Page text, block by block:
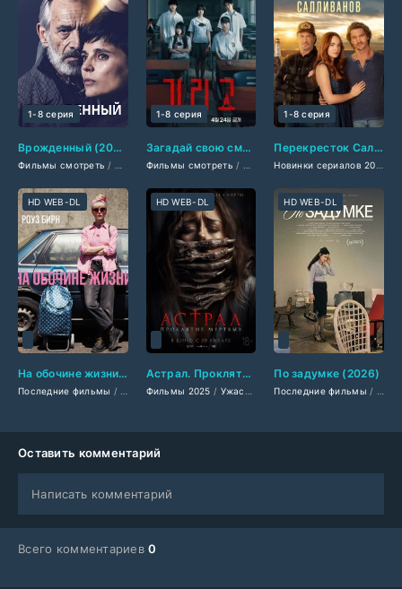
Врожденный (2025)
Фильмы смотреть / Сериалы 2025/Новинки сериалов 2025/ Сериалы декабря
1-8 серия
Загадай свою смерть (2026)
Фильмы смотреть / Фильмы ужасов 2026/Сериалы
1-8 серия
Перекресток Салливанов (2026)
1-8 серия
На обочине жизни (2026)
Последние фильмы / Фильмы 2026 /Драмы 2026 Американские фильмы
HD WEB-DL
Астрал. Проклятие мёртвых (2025)
Фильмы 2025 / Ужасы 2025 /Зарубежные фильмы
HD WEB-DL
По задумке (2026)
Последние фильмы /
HD WEB-DL
Оставить комментарий
Написать комментарий
Всего комментариев0